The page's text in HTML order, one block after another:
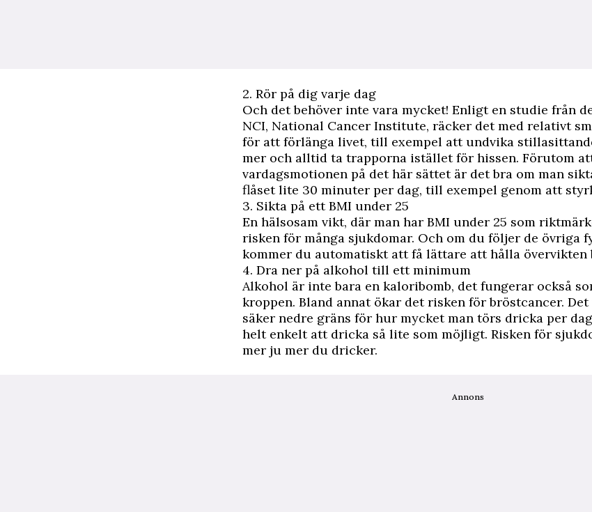
2. Rör på dig varje dag
Och det behöver inte vara mycket! Enligt en studie från
NCI, National Cancer Institute, räcker det med relativt
för att förlänga livet, till exempel att undvika
mer och alltid ta trapporna istället för hissen. Förutom
vardagsmotionen på det här sättet är det bra om man
flåset lite 30 minuter per dag, till exempel genom att
3. Sikta på ett BMI under 25
En hälsosam vikt, där man har BMI under 25 som
risken för många sjukdomar. Och om du följer de övriga
kommer du automatiskt att få lättare att hålla övervikten
4. Dra ner på alkohol till ett minimum
Alkohol är inte bara en kaloribomb, det fungerar också
kroppen. Bland annat ökar det risken för bröstcancer.
säker nedre gräns för hur mycket man törs dricka per
helt enkelt att dricka så lite som möjligt. Risken för
mer ju mer du dricker.
Annons